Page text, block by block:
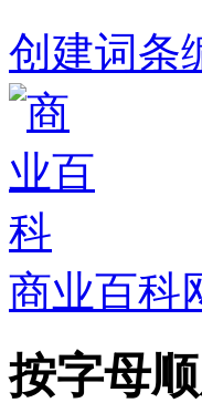
创建词条
商业百科
按字母